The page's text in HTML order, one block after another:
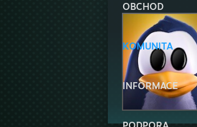
OBCHOD
KOMUNITA
INFORMACE